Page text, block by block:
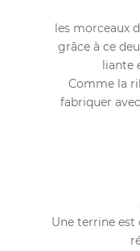
les morceaux
grâce à ce
liante
Comme la
fabriquer
Une terrine est